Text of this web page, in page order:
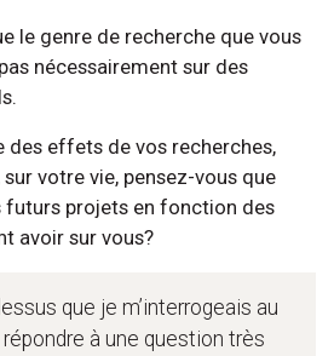
le genre de recherche que vous
nécessairement sur des
des effets de vos recherches,
votre vie, pensez-vous que
futurs projets en fonction des
avoir sur vous?
que je m’interrogeais au
à une question très